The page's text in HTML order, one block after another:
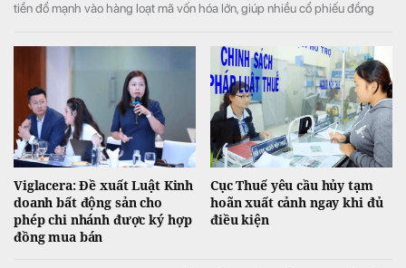
tiền đổ mạnh vào hàng loạt mã vốn hóa lớn, giúp nhiều cổ phiếu đồng
trong sắc đỏ.
Viglacera: Đề xuất Luật Kinh
doanh bất động sản cho
phép chi nhánh được ký hợp
đồng mua bán
Cục Thuế yêu cầu hủy tạm
hoãn xuất cảnh ngay khi đủ
điều kiện